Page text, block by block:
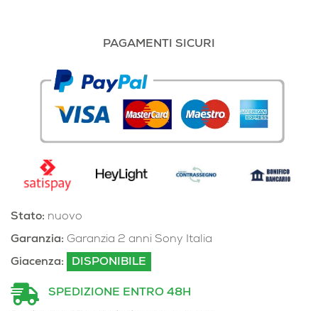
PAGAMENTI SICURI
Stato: nuovo
Garanzia: Garanzia 2 anni Sony Italia
Giacenza:
DISPONIBILE
SPEDIZIONE ENTRO 48H